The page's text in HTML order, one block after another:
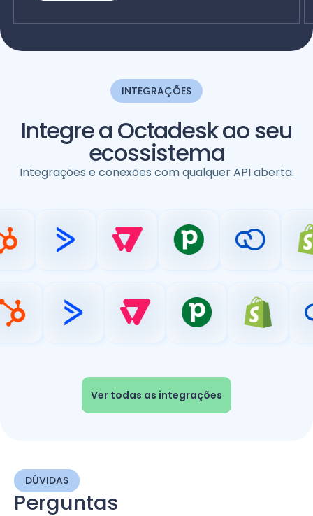
INTEGRAÇÕES
Integre a Octadesk ao seu
ecossistema
Integrações e conexões com qualquer API aberta.
Ver todas as integrações
DÚVIDAS
Perguntas